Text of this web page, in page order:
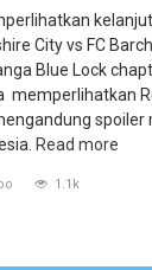
City vs FC
Blue Lock
memperlihatkan
spoiler
Read more
1.1k